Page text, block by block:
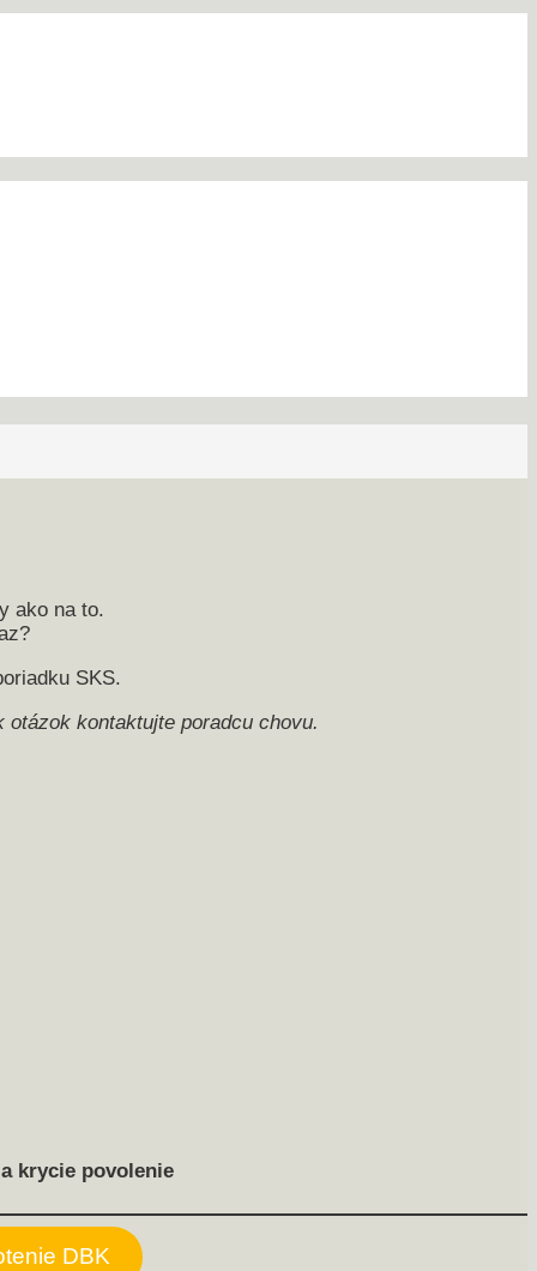
ako na to.
SKS.
otázok kontaktujte poradcu chovu.
krycie povolenie
DBK